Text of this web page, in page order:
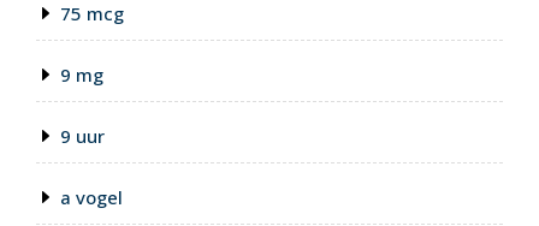
75 mcg
9 mg
9 uur
a vogel